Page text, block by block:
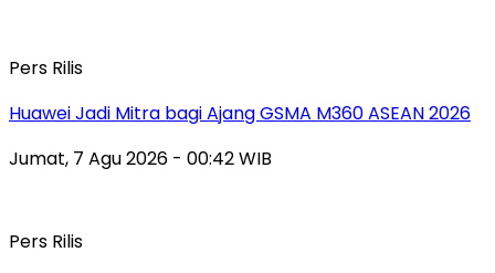
Pers Rilis
Huawei Jadi Mitra bagi Ajang GSMA M360 ASEAN 2026
Jumat, 7 Agu 2026 - 00:42 WIB
Pers Rilis